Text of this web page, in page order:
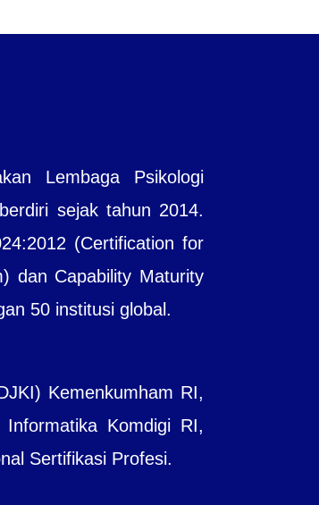
Lembaga Psikologi
sejak tahun 2014.
(Certification for
dan Capability Maturity
50 institusi global.
Kemenkumham RI,
Komdigi RI,
Sertifikasi Profesi.